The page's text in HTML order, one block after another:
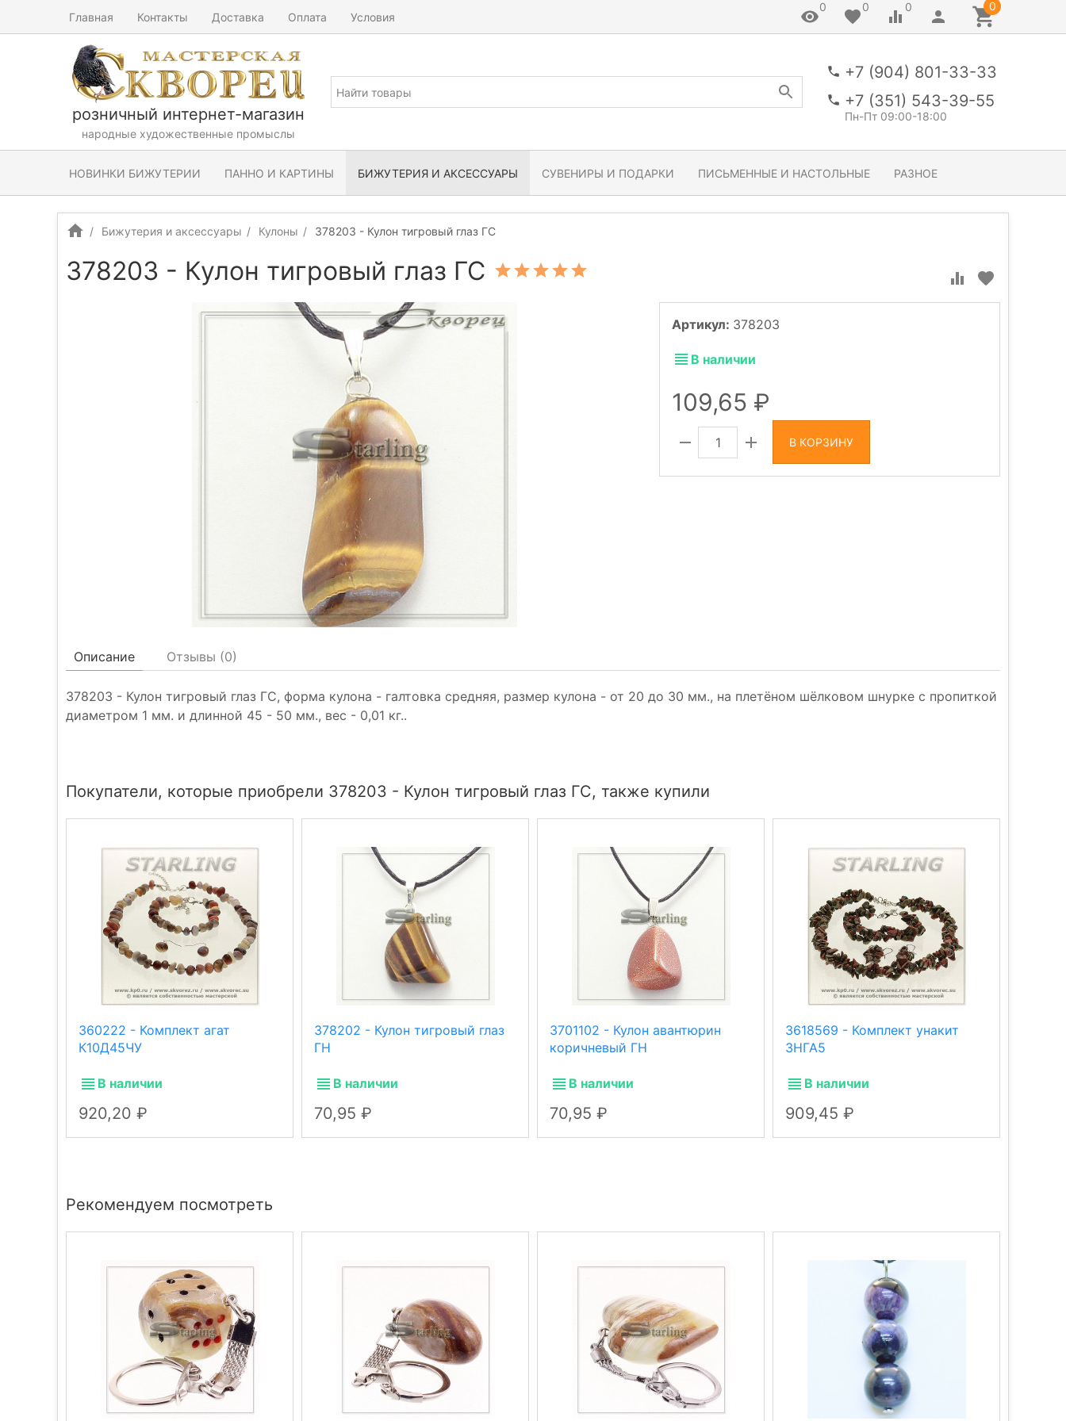
Главная Контакты Доставка Оплата Условия
0 0 0 0
розничный интернет-магазин
народные художественные промыслы
+7 (904) 801-33-33
+7 (351) 543-39-55
Пн-Пт 09:00-18:00
НОВИНКИ БИЖУТЕРИИ ПАННО И КАРТИНЫ БИЖУТЕРИЯ И АКСЕССУАРЫ СУВЕНИРЫ И ПОДАРКИ ПИСЬМЕННЫЕ И НАСТОЛЬНЫЕ РАЗНОЕ
Бижутерия и аксессуары Кулоны 378203 - Кулон тигровый глаз ГС
378203 - Кулон тигровый глаз ГС
Артикул: 378203
В наличии
109,65
В КОРЗИНУ
Описание Отзывы (0)
378203 - Кулон тигровый глаз ГС, форма кулона - галтовка средняя, размер кулона - от 20 до 30 мм., на плетёном шёлковом шнурке с пропиткой
диаметром 1 мм. и длинной 45 - 50 мм., вес - 0,01 кг..
Покупатели, которые приобрели 378203 - Кулон тигровый глаз ГС, также купили
360222 - Комплект агат
К10Д45ЧУ
В наличии
920,20
378202 - Кулон тигровый глаз
ГН
В наличии
70,95
3701102 - Кулон авантюрин
коричневый ГН
В наличии
70,95
3618569 - Комплект унакит
3НГА5
В наличии
909,45
Рекомендуем посмотреть